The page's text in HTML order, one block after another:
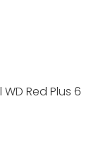
WD Red Plus 6